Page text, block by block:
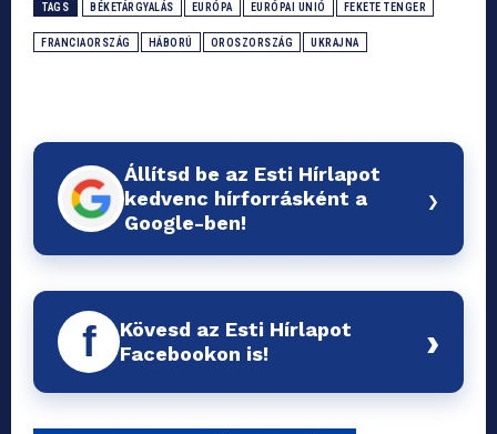
TAGS BÉKETÁRGYALÁS EURÓPA EURÓPAI UNIÓ FEKETE TENGER
FRANCIAORSZÁG HÁBORÚ OROSZORSZÁG UKRAJNA
Állítsd be az Esti Hírlapot
kedvenc hírforrásként a
Google-ben!
›
f
Kövesd az Esti Hírlapot
Facebookon is!
›